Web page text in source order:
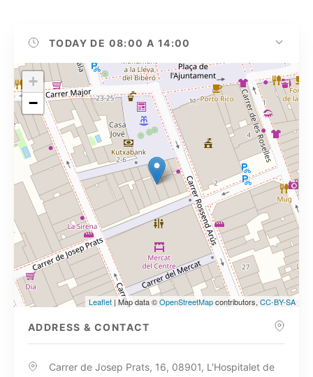
TODAY DE 08:00 A 14:00
+
−
Leaflet | Map data ©OpenStreetMapcontributors, CC-BY-SA
ADDRESS & CONTACT
Carrer de Josep Prats, 16, 08901, L'Hospitalet de